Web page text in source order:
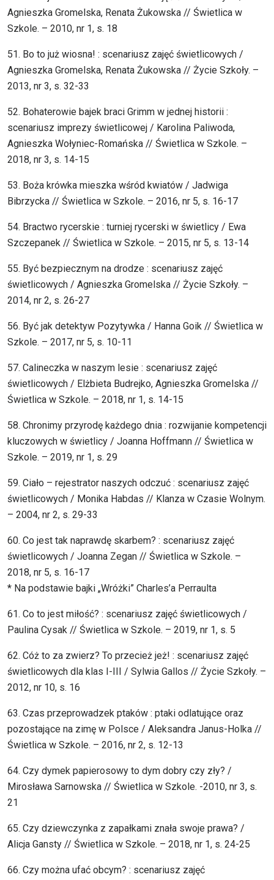
Agnieszka Gromelska, Renata Żukowska // Świetlica w
Szkole. – 2010, nr 1, s. 18
51. Bo to już wiosna! : scenariusz zajęć świetlicowych /
Agnieszka Gromelska, Renata Żukowska // Życie Szkoły. –
2013, nr 3, s. 32-33
52. Bohaterowie bajek braci Grimm w jednej historii :
scenariusz imprezy świetlicowej / Karolina Paliwoda,
Agnieszka Wołyniec-Romańska // Świetlica w Szkole. –
2018, nr 3, s. 14-15
53. Boża krówka mieszka wśród kwiatów / Jadwiga
Bibrzycka // Świetlica w Szkole. – 2016, nr 5, s. 16-17
54. Bractwo rycerskie : turniej rycerski w świetlicy / Ewa
Szczepanek // Świetlica w Szkole. – 2015, nr 5, s. 13-14
55. Być bezpiecznym na drodze : scenariusz zajęć
świetlicowych / Agnieszka Gromelska // Życie Szkoły. –
2014, nr 2, s. 26-27
56. Być jak detektyw Pozytywka / Hanna Goik // Świetlica w
Szkole. – 2017, nr 5, s. 10-11
57. Calineczka w naszym lesie : scenariusz zajęć
świetlicowych / Elżbieta Budrejko, Agnieszka Gromelska //
Świetlica w Szkole. – 2018, nr 1, s. 14-15
58. Chronimy przyrodę każdego dnia : rozwijanie kompetencji
kluczowych w świetlicy / Joanna Hoffmann // Świetlica w
Szkole. – 2019, nr 1, s. 29
59. Ciało – rejestrator naszych odczuć : scenariusz zajęć
świetlicowych / Monika Habdas // Klanza w Czasie Wolnym.
– 2004, nr 2, s. 29-33
60. Co jest tak naprawdę skarbem? : scenariusz zajęć
świetlicowych / Joanna Zegan // Świetlica w Szkole. –
2018, nr 5, s. 16-17
* Na podstawie bajki „Wróżki” Charles’a Perraulta
61. Co to jest miłość? : scenariusz zajęć świetlicowych /
Paulina Cysak // Świetlica w Szkole. – 2019, nr 1, s. 5
62. Cóż to za zwierz? To przecież jeż! : scenariusz zajęć
świetlicowych dla klas I-III / Sylwia Gallos // Życie Szkoły. –
2012, nr 10, s. 16
63. Czas przeprowadzek ptaków : ptaki odlatujące oraz
pozostające na zimę w Polsce / Aleksandra Janus-Holka //
Świetlica w Szkole. – 2016, nr 2, s. 12-13
64. Czy dymek papierosowy to dym dobry czy zły? /
Mirosława Sarnowska // Świetlica w Szkole. -2010, nr 3, s.
21
65. Czy dziewczynka z zapałkami znała swoje prawa? /
Alicja Gansty // Świetlica w Szkole. – 2018, nr 1, s. 24-25
66. Czy można ufać obcym? : scenariusz zajęć